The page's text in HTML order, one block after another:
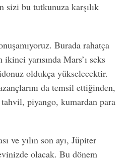
sizi bu tutkunuza karşılık
Burada rahatça
yarısında Mars’ı seks
oldukça yükselecektir.
da temsil ettiğinden,
piyango, kumardan para
ve yılın son ayı, Jüpiter
olacak. Bu dönem